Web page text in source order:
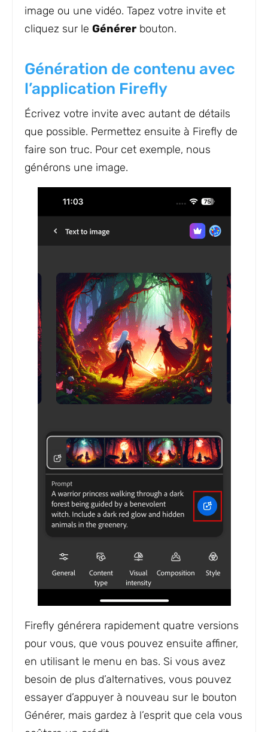
image ou une vidéo. Tapez votre invite et
cliquez sur le Générer bouton.
Génération de contenu avec
l’application Firefly
Écrivez votre invite avec autant de détails
que possible. Permettez ensuite à Firefly de
faire son truc. Pour cet exemple, nous
générons une image.
Firefly générera rapidement quatre versions
pour vous, que vous pouvez ensuite affiner,
en utilisant le menu en bas. Si vous avez
besoin de plus d’alternatives, vous pouvez
essayer d’appuyer à nouveau sur le bouton
Générer, mais gardez à l’esprit que cela vous